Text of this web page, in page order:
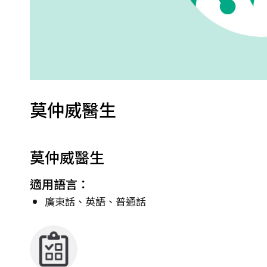
莫仲威醫生
莫仲威醫生
適用語言：
廣東話、英語、普通話